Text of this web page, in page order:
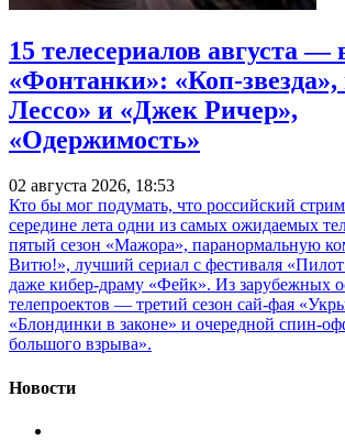
15 телесериалов августа —
«Фонтанки»: «Коп-
Лессо» и «Джек Ричер»,
«Одержимость»
02 августа 2026, 18:53
Кто бы мог подумать, что российский
середине лета одни из самых ожидаемых
пятый сезон «Мажора», паранормальную
Витю!», лучший сериал с фестиваля
даже кибер-драму «Фейк». Из зарубежных
телепроектов — третий сезон сай-фая
«Блондинки в законе» и очередной спин-
большого взрыва».
Новости